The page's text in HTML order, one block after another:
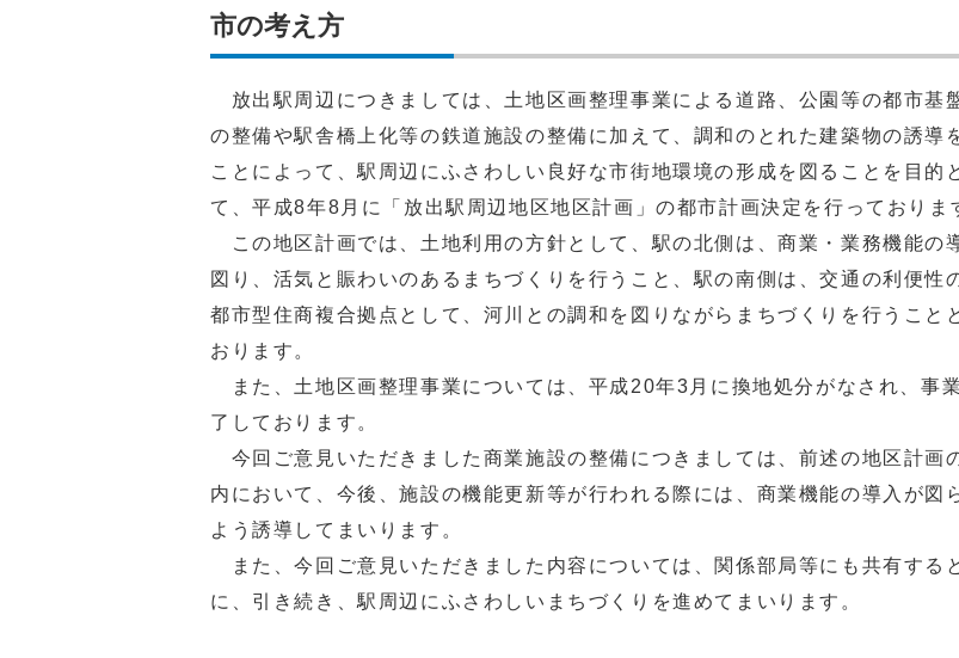
市の考え方
放出駅周辺につきましては、土地区画整理事業による道路、公園等の都市基
の整備や駅舎橋上化等の鉄道施設の整備に加えて、調和のとれた建築物の誘導
ことによって、駅周辺にふさわしい良好な市街地環境の形成を図ることを目的
て、平成8年8月に「放出駅周辺地区地区計画」の都市計画決定を行っておりま
この地区計画では、土地利用の方針として、駅の北側は、商業・業務機能の
図り、活気と賑わいのあるまちづくりを行うこと、駅の南側は、交通の利便性
都市型住商複合拠点として、河川との調和を図りながらまちづくりを行うこと
おります。
また、土地区画整理事業については、平成20年3月に換地処分がなされ、事
了しております。
今回ご意見いただきました商業施設の整備につきましては、前述の地区計画
内において、今後、施設の機能更新等が行われる際には、商業機能の導入が図
よう誘導してまいります。
また、今回ご意見いただきました内容については、関係部局等にも共有する
に、引き続き、駅周辺にふさわしいまちづくりを進めてまいります。